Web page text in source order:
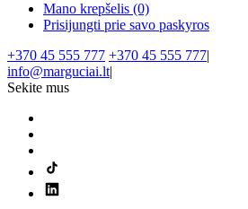
Mano krepšelis (0)
Prisijungti prie savo paskyros
+370 45 555 777 +370 45 555 777|
info@marguciai.lt|
Sekite mus